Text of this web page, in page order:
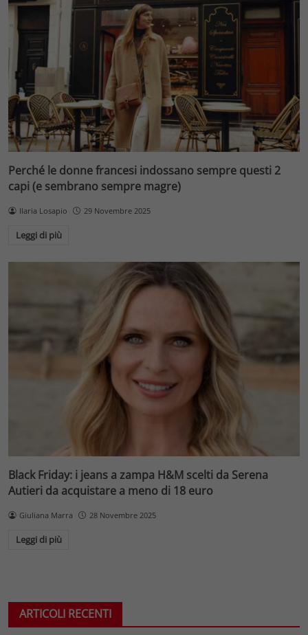
Perché le donne francesi indossano sempre questi 2
capi (e sembrano sempre magre)
Ilaria Losapio 29 Novembre 2025
Leggi di più
Black Friday: i jeans a zampa H&M scelti da Serena
Autieri da acquistare a meno di 18 euro
Giuliana Marra 28 Novembre 2025
Leggi di più
ARTICOLI RECENTI